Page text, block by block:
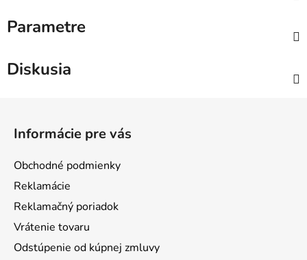
Parametre
Diskusia
Informácie pre vás
Obchodné podmienky
Reklamácie
Reklamačný poriadok
Vrátenie tovaru
Odstúpenie od kúpnej zmluvy